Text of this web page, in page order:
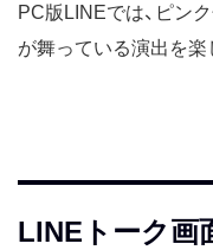
PC版LINEでは、ピン
が舞っている演出を楽
LINEトーク画